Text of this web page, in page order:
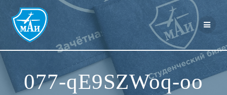
Перейти
контенту
077-qE9SZWoq-oo